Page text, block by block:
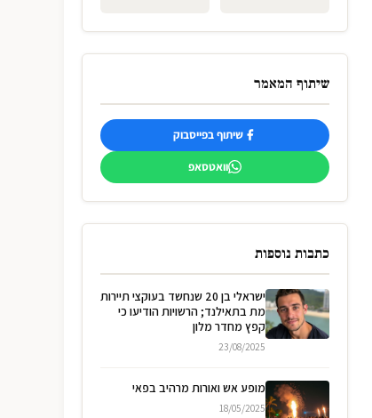
שיתוף המאמר
שיתוף בפייסבוק
וואטסאפ
כתבות נוספות
ישראלי בן 20 שנחשד בעוקצי תיירות
מת בתאילנד; הרשויות הודיעו כי
קפץ מחדר מלון
23/08/2025
מופע אש ואורות מרהיב בפאי
18/05/2025